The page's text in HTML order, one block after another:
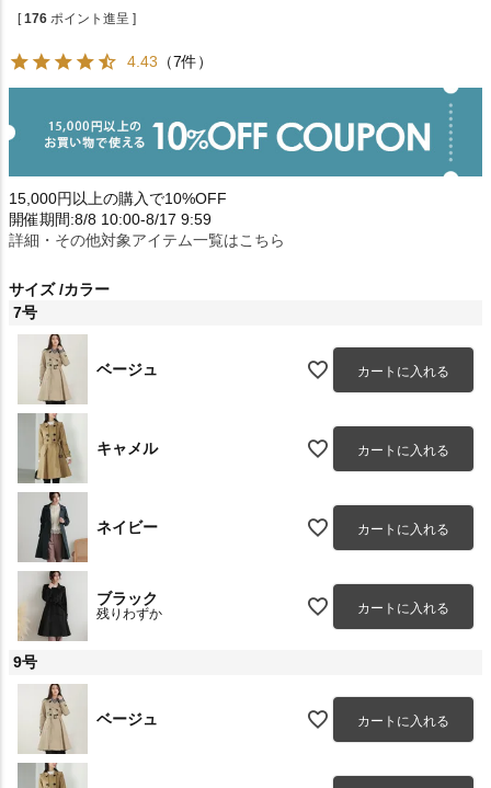
[ 176 ポイント進呈 ]
4.43 （7件）
15,000円以上の購入で10%OFF
開催期間:8/8 10:00-8/17 9:59
詳細・その他対象アイテム一覧はこちら
サイズ カラー
7号
ベージュ カートに入れる
キャメル カートに入れる
ネイビー カートに入れる
ブラック
残りわずか カートに入れる
9号
ベージュ カートに入れる